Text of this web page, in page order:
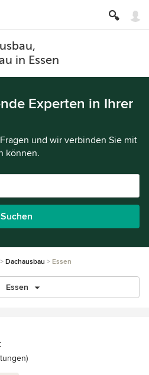
in Essen
Experten in Ihrer
und wir verbinden Sie mit
können.
Suchen
Dachausbau Essen
Essen
5 von 5 Sternen